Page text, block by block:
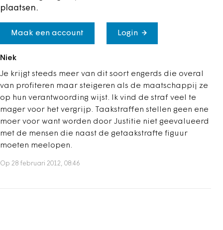
plaatsen.
Maak een account Login
Niek
Je krijgt steeds meer van dit soort engerds die overal
van profiteren maar steigeren als de maatschappij ze
op hun verantwoording wijst. Ik vind de straf veel te
mager voor het vergrijp. Taakstraffen stellen geen ene
moer voor want worden door Justitie niet geevalueerd
met de mensen die naast de getaakstrafte figuur
moeten meelopen.
Op 28 februari 2012, 08:46